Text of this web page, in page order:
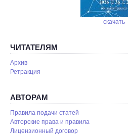
скачать
ЧИТАТЕЛЯМ
Архив
Ретракция
АВТОРАМ
Правила подачи статей
Авторские права и правила
Лицензионный договор